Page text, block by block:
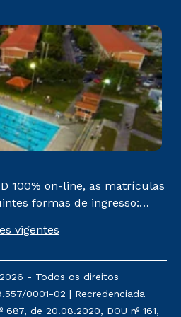
100% on-line, as matrículas
formas de ingresso:
e Transferência. Já para
vigentes
- Todos os direitos
0001-02 | Recredenciada
de 20.08.2020, DOU nº 161,